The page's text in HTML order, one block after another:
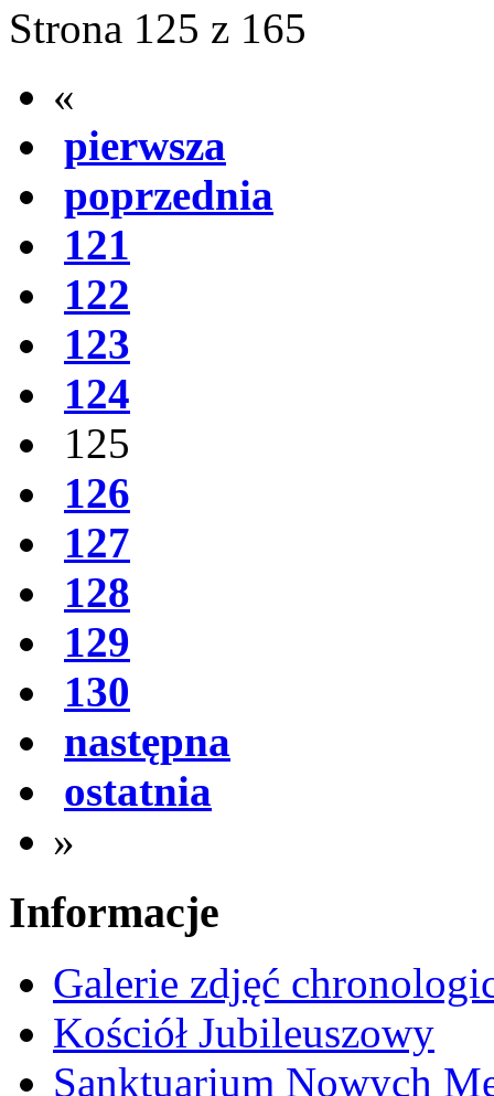
Strona 125 z 165
«
pierwsza
poprzednia
121
122
123
124
125
126
127
128
129
130
następna
ostatnia
»
Informacje
Galerie zdjęć
Kościół Jubileuszowy
Sanktuarium Nowych